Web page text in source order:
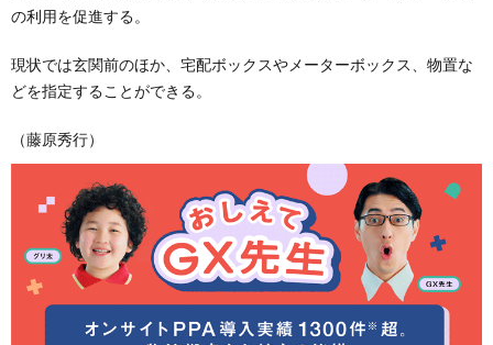
の利用を促進する。
現状では玄関前のほか、宅配ボックスやメーターボックス、物置な
どを指定することができる。
（藤原秀行）